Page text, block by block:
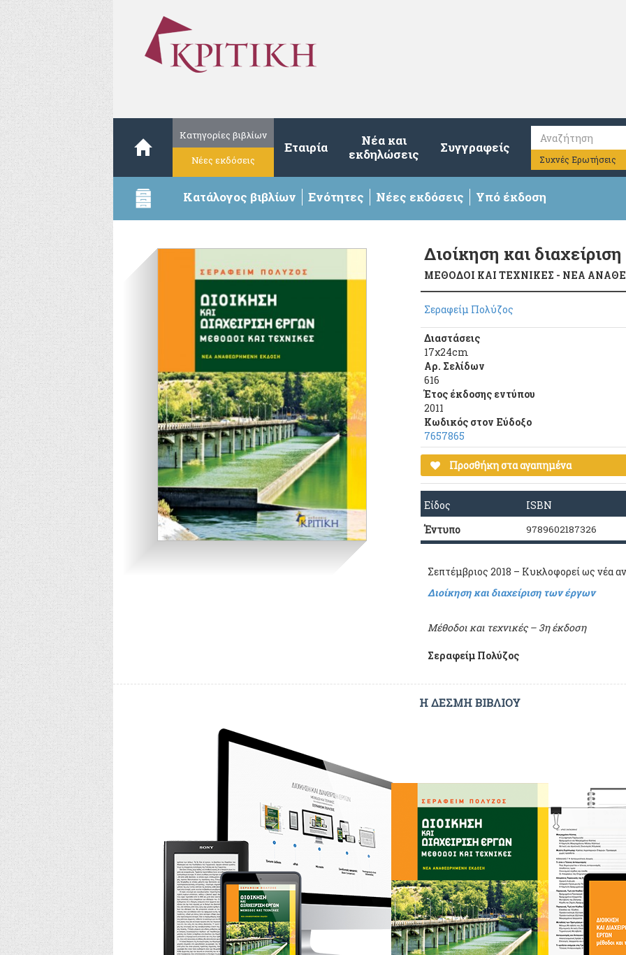
Κατηγορίες βιβλίων
Νέες εκδόσεις
Εταιρία
Νέα και
εκδηλώσεις
Συγγραφείς
Συχνές Ερωτήσεις
Κατάλογος βιβλίων Ενότητες Νέες εκδόσεις Υπό έκδοση
Διοίκηση και
ΜΕΘΟΔΟΙ ΚΑΙ ΤΕΧΝΙΚΕΣ - ΝΕΑ
Σεραφείμ Πολύζος
Διαστάσεις
17χ24cm
Αρ. Σελίδων
616
Έτος έκδοσης εντύπου
2011
Κωδικός στον Εύδοξο
7657865
Προσθήκη στα αγαπημένα
Είδος
ISBN
Έντυπο
9789602187326
Σεπτέμβριος 2018 – Κυκλοφορεί ως νέα
Διοίκηση και διαχείριση των έργων
Μέθοδοι και τεχνικές – 3η έκδοση
Σεραφείμ Πολύζος
Η ΔΕΣΜΗ ΒΙΒΛΙΟΥ